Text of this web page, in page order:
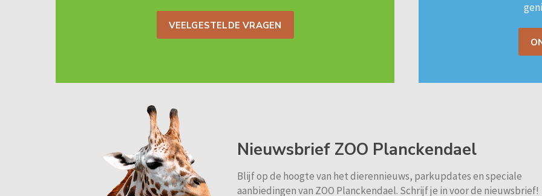
VEELGESTELDE VRAGEN
Nieuwsbrief ZOO Planckendael
Blijf op de hoogte van het dierennieuws, parkupdates en speciale
aanbiedingen van ZOO Planckendael. Schrijf je in voor de nieuwsbrief!